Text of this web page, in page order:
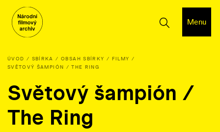
Menu
ÚVOD SBÍRKA OBSAH SBÍRKY
FILMY
SVĚTOVÝ ŠAMPIÓN / THE RING
Světový šampión /
The Ring